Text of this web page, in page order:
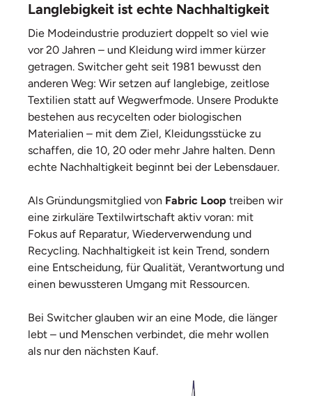
Langlebigkeit ist echte Nachhaltigkeit
Die Modeindustrie produziert doppelt so viel wie
vor 20 Jahren – und Kleidung wird immer kürzer
getragen. Switcher geht seit 1981 bewusst den
anderen Weg: Wir setzen auf langlebige, zeitlose
Textilien statt auf Wegwerfmode. Unsere Produkte
bestehen aus recycelten oder biologischen
Materialien – mit dem Ziel, Kleidungsstücke zu
schaffen, die 10, 20 oder mehr Jahre halten. Denn
echte Nachhaltigkeit beginnt bei der Lebensdauer.
Als Gründungsmitglied von Fabric Loop treiben wir
eine zirkuläre Textilwirtschaft aktiv voran: mit
Fokus auf Reparatur, Wiederverwendung und
Recycling. Nachhaltigkeit ist kein Trend, sondern
eine Entscheidung, für Qualität, Verantwortung und
einen bewussteren Umgang mit Ressourcen.
Bei Switcher glauben wir an eine Mode, die länger
lebt – und Menschen verbindet, die mehr wollen
als nur den nächsten Kauf.